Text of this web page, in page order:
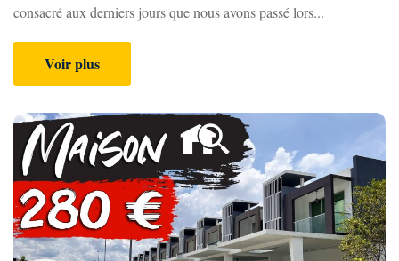
consacré aux derniers jours que nous avons passé lors...
Voir plus